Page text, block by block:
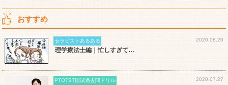
おすすめ
セラピストあるある 2020.08.20
理学療法士編｜忙しすぎて…
PTOTST国試過去問ドリル 2020.07.27